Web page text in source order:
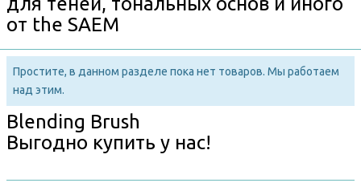
от the SAEM
Простите, в данном разделе пока нет товаров. Мы работаем
над этим.
Blending Brush
Выгодно купить у нас!